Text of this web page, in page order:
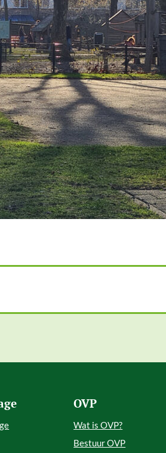
OVP
Wat is OVP?
Bestuur OVP